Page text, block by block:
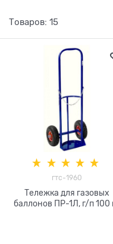
Товаров: 15
гтс-1960
Тележка для газовых
баллонов ПР-1Л, г/п 100